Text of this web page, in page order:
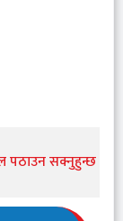
पठाउन सक्नुहुन्छ